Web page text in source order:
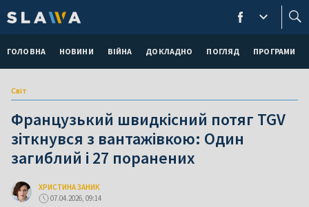
ГОЛОВНА НОВИНИ ВІЙНА ДОКЛАДНО ПОГЛЯД ПРОГРАМИ
Світ
Французький швидкісний потяг TGV
зіткнувся з вантажівкою: Один
загиблий і 27 поранених
ХРИСТИНА ЗАНИК
07.04.2026, 09:14